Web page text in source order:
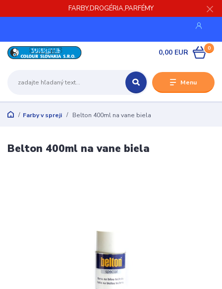
FARBY,DROGÉRIA,PARFÉMY
Menu
0
0,00 EUR
Farby v spreji Belton 400ml na vane biela
Belton 400ml na vane biela